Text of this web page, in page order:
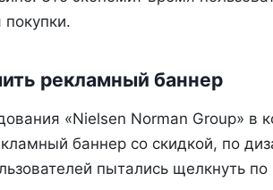
рекламный баннер
«Nielsen Norman Group» в
баннер со скидкой, по
пытались щелкнуть по